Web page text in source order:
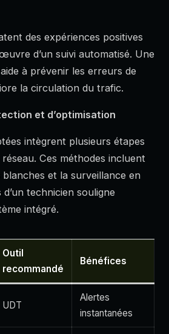
des expériences positives
d’un suivi automatisé. Une
à prévenir les erreurs de
la circulation du trafic.
et d’optimisation
intègrent plusieurs étapes
Ces méthodes incluent
blanches et la surveillance en
technicien souligne
intégré.
Outil
recommandé
Bénéfices
UDT
Alertes
instantanées